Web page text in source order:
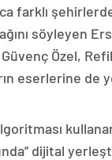
farklı
söyleyen
Özel,
eserlerine de
dijital